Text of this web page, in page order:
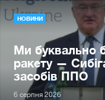
НОВИНИ
Ми буквально
ракету —
засобів ППО
6 серпня 2026